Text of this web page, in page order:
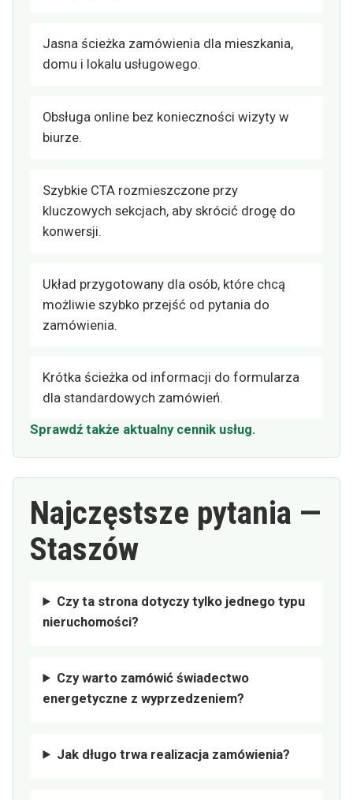
Jasna ścieżka zamówienia dla mieszkania,
domu i lokalu usługowego.
Obsługa online bez konieczności wizyty w
biurze.
Szybkie CTA rozmieszczone przy
kluczowych sekcjach, aby skrócić drogę do
konwersji.
Układ przygotowany dla osób, które chcą
możliwie szybko przejść od pytania do
zamówienia.
Krótka ścieżka od informacji do formularza
dla standardowych zamówień.
Sprawdź także aktualny cennik usług.
Najczęstsze pytania —
Staszów
Czy ta strona dotyczy tylko jednego typu
nieruchomości?
Czy warto zamówić świadectwo
energetyczne z wyprzedzeniem?
Jak długo trwa realizacja zamówienia?